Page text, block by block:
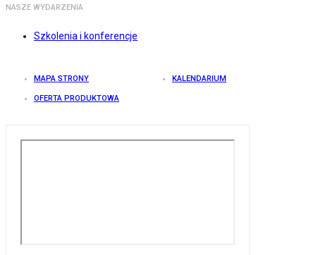
NASZE WYDARZENIA
Szkolenia i konferencje
MAPA STRONY KALENDARIUM
OFERTA PRODUKTOWA